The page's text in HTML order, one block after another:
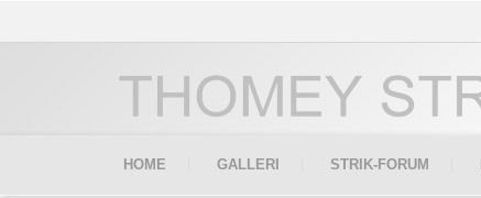
HOME GALLERI STRIK-FORUM